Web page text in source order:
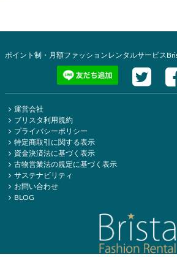
ポイント制・月額ファッションレンタルサービス
運営会社
ブリスタ利用規約
プライバシーポリシー
特定商取引に関する表示
資金決済法に基づく表示
古物営業法の規定に基づく表示
サステナビリティ
お問い合わせ
BLOG